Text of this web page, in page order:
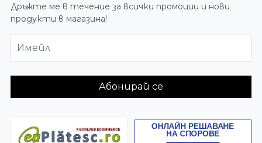
Дръжте ме в течение за всички промоции и нови
продукти в магазина!
Имейл
Абонирай се